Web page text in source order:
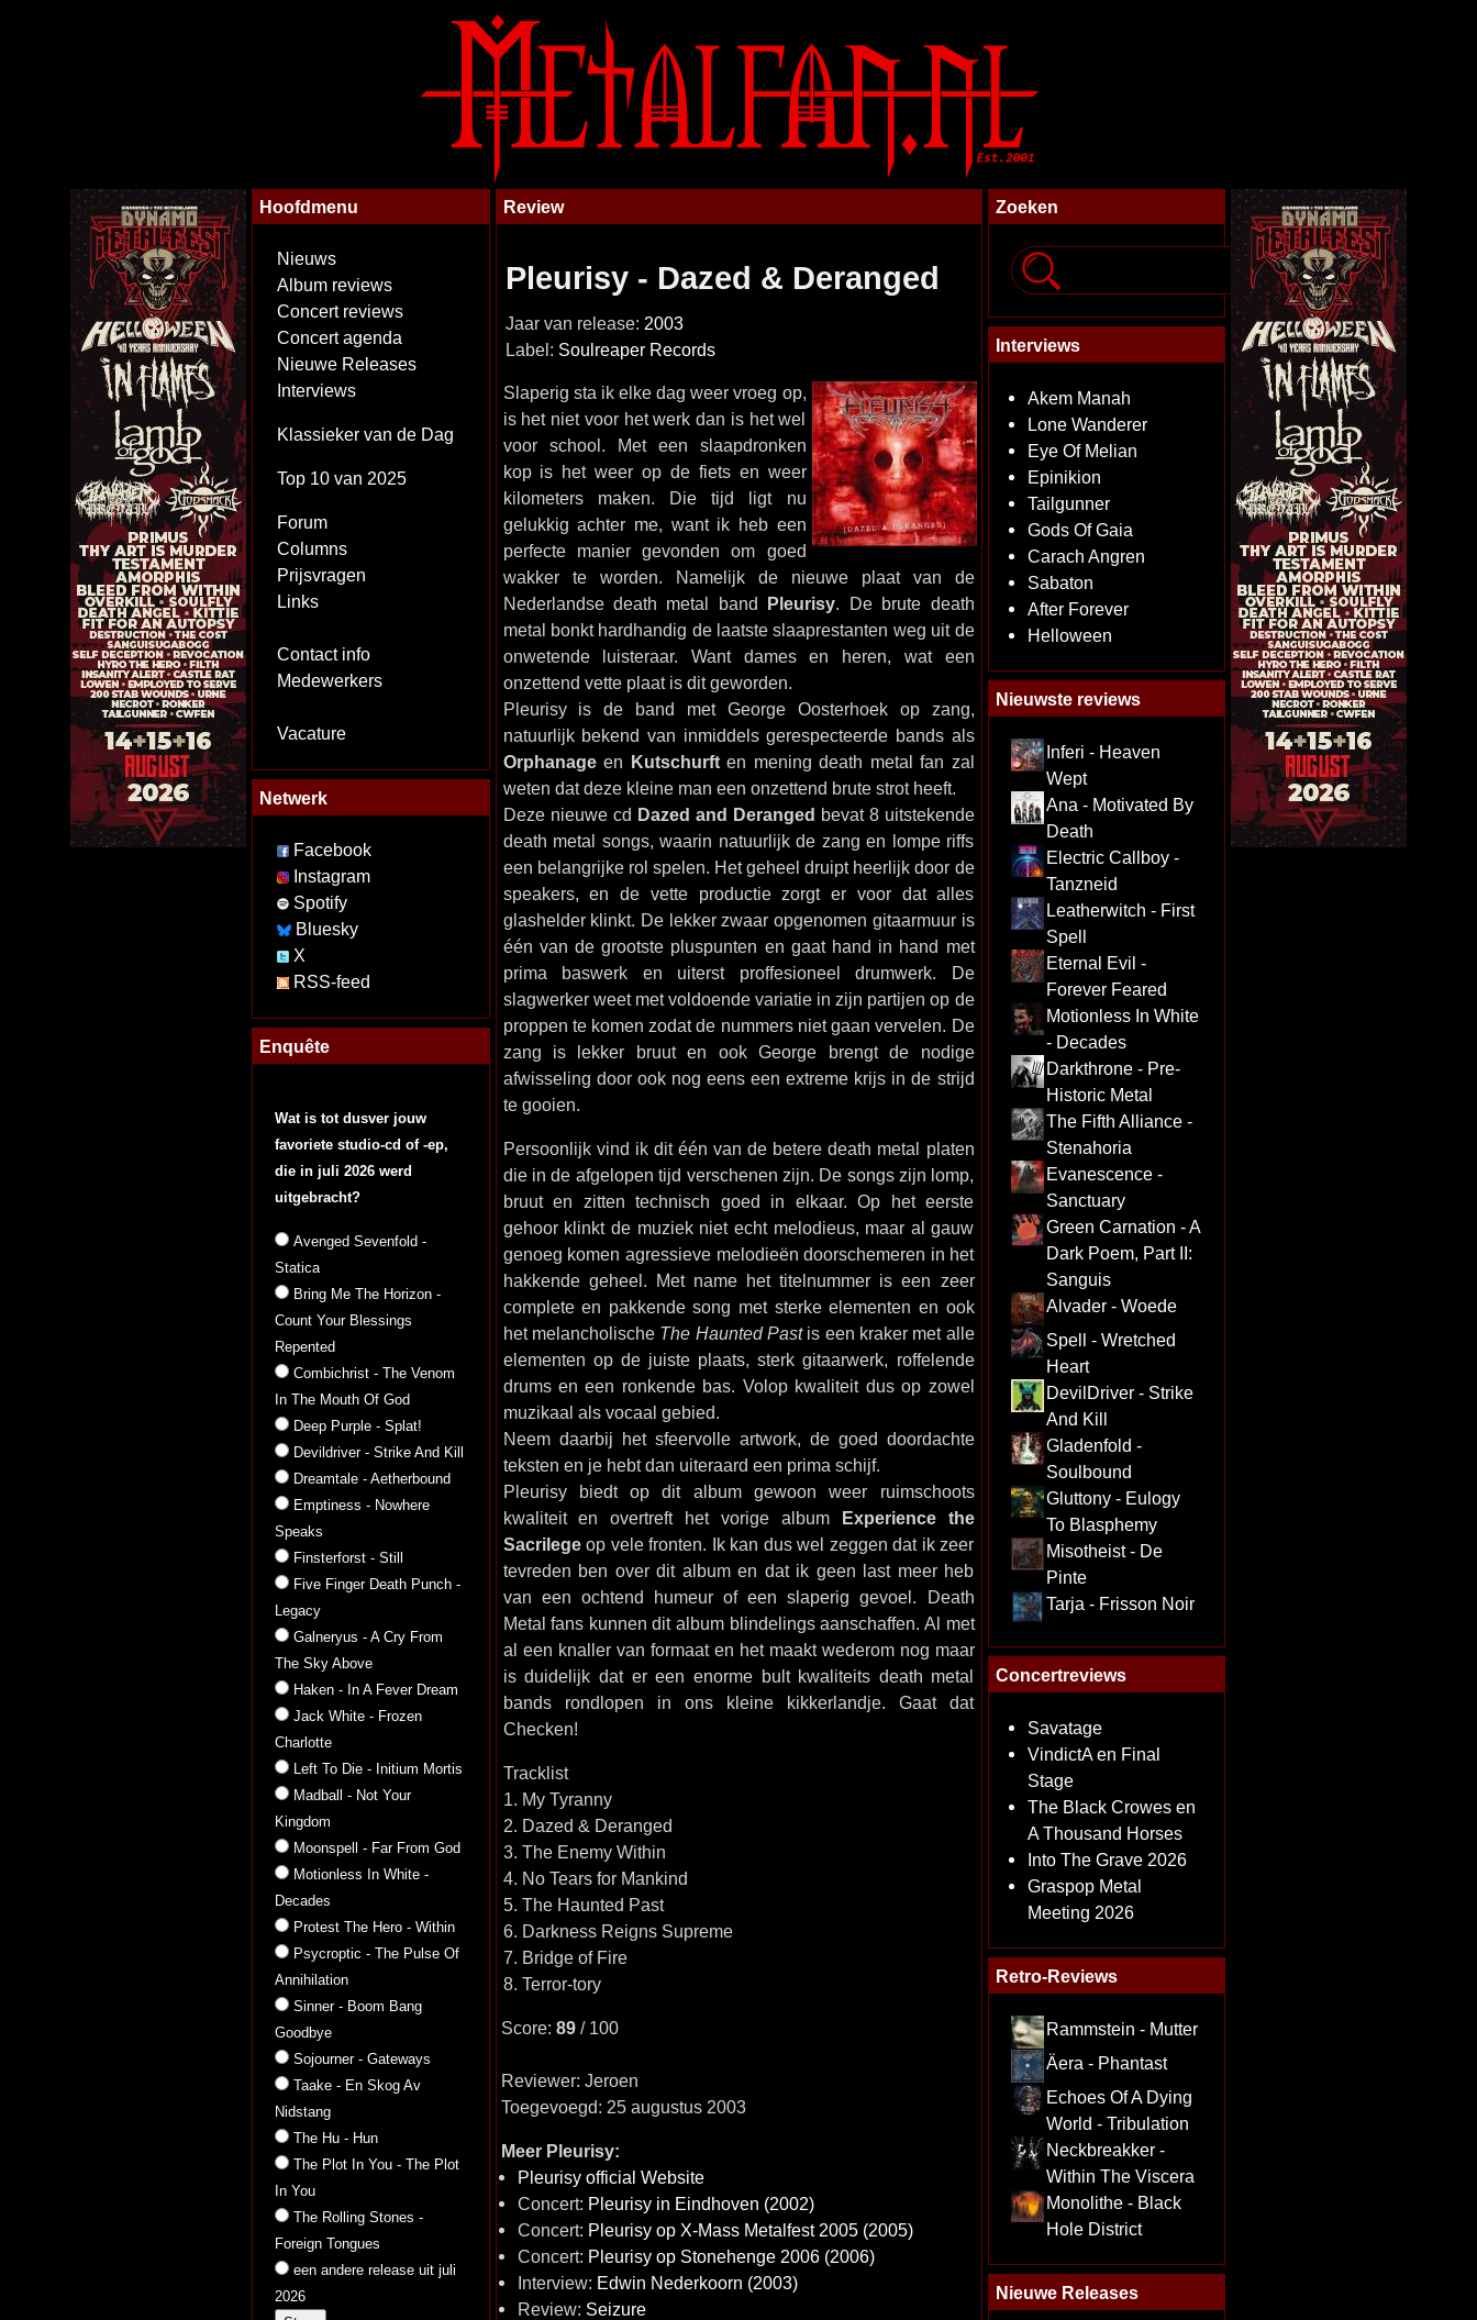
Hoofdmenu
Nieuws
Album reviews
Concert reviews
Concert agenda
Nieuwe Releases
Interviews
Klassieker van de Dag
Top 10 van 2025
Forum
Columns
Prijsvragen
Links
Contact info
Medewerkers
Vacature
Netwerk
Facebook
Instagram
Spotify
Bluesky
X
RSS-feed
Enquête
Wat is tot dusver jouw
favoriete studio-cd of -ep,
die in juli 2026 werd
uitgebracht?
Avenged Sevenfold -
Statica
Bring Me The Horizon -
Count Your Blessings
Repented
Combichrist - The Venom
In The Mouth Of God
Deep Purple - Splat!
Devildriver - Strike And Kill
Dreamtale - Aetherbound
Emptiness - Nowhere
Speaks
Finsterforst - Still
Five Finger Death Punch -
Legacy
Galneryus - A Cry From
The Sky Above
Haken - In A Fever Dream
Jack White - Frozen
Charlotte
Left To Die - Initium Mortis
Madball - Not Your
Kingdom
Moonspell - Far From God
Motionless In White -
Decades
Protest The Hero - Within
Psycroptic - The Pulse Of
Annihilation
Sinner - Boom Bang
Goodbye
Sojourner - Gateways
Taake - En Skog Av
Nidstang
The Hu - Hun
The Plot In You - The Plot
In You
The Rolling Stones -
Foreign Tongues
een andere release uit juli
2026
Review
Pleurisy - Dazed & Deranged
Jaar van release: 2003
Label: Soulreaper Records
Slaperig sta ik elke dag weer vroeg op,
is het niet voor het werk dan is het wel
voor school. Met een slaapdronken
kop is het weer op de fiets en weer
kilometers maken. Die tijd ligt nu
gelukkig achter me, want ik heb een
perfecte manier gevonden om goed
wakker te worden. Namelijk de nieuwe plaat van de
Nederlandse death metal band Pleurisy. De brute death
metal bonkt hardhandig de laatste slaaprestanten weg uit de
onwetende luisteraar. Want dames en heren, wat een
onzettend vette plaat is dit geworden.
Pleurisy is de band met George Oosterhoek op zang,
natuurlijk bekend van inmiddels gerespecteerde bands als
Orphanageen Kutschurften mening death metal fan zal
weten dat deze kleine man een onzettend brute strot heeft.
Deze nieuwe cd Dazed and Deranged bevat 8 uitstekende
death metal songs, waarin natuurlijk de zang en lompe riffs
een belangrijke rol spelen. Het geheel druipt heerlijk door de
speakers, en de vette productie zorgt er voor dat alles
glashelder klinkt. De lekker zwaar opgenomen gitaarmuur is
één van de grootste pluspunten en gaat hand in hand met
prima baswerk en uiterst proffesioneel drumwerk. De
slagwerker weet met voldoende variatie in zijn partijen op de
proppen te komen zodat de nummers niet gaan vervelen. De
zang is lekker bruut en ook George brengt de nodige
afwisseling door ook nog eens een extreme krijs in de strijd
te gooien.
Persoonlijk vind ik dit één van de betere death metal platen
die in de afgelopen tijd verschenen zijn. De songs zijn lomp,
bruut en zitten technisch goed in elkaar. Op het eerste
gehoor klinkt de muziek niet echt melodieus, maar al gauw
genoeg komen agressieve melodieën doorschemeren in het
hakkende geheel. Met name het titelnummer is een zeer
complete en pakkende song met sterke elementen en ook
het melancholische The Haunted Pastis een kraker met alle
elementen op de juiste plaats, sterk gitaarwerk, roffelende
drums en een ronkende bas. Volop kwaliteit dus op zowel
muzikaal als vocaal gebied.
Neem daarbij het sfeervolle artwork, de goed doordachte
teksten en je hebt dan uiteraard een prima schijf.
Pleurisy biedt op dit album gewoon weer ruimschoots
kwaliteit en overtreft het vorige album Experience the
Sacrilegeop vele fronten. Ik kan dus wel zeggen dat ik zeer
tevreden ben over dit album en dat ik geen last meer heb
van een ochtend humeur of een slaperig gevoel. Death
Metal fans kunnen dit album blindelings aanschaffen. Al met
al een knaller van formaat en het maakt wederom nog maar
is duidelijk dat er een enorme bult kwaliteits death metal
bands rondlopen in ons kleine kikkerlandje. Gaat dat
Checken!
Tracklist
1. My Tyranny
2. Dazed & Deranged
3. The Enemy Within
4. No Tears for Mankind
5. The Haunted Past
6. Darkness Reigns Supreme
7. Bridge of Fire
8. Terror-tory
Score: 89/ 100
Reviewer: Jeroen
Toegevoegd: 25 augustus 2003
Meer Pleurisy:
Pleurisy official Website
Concert: Pleurisy in Eindhoven (2002)
Concert: Pleurisy op X-Mass Metalfest 2005 (2005)
Concert: Pleurisy op Stonehenge 2006 (2006)
Interview: Edwin Nederkoorn (2003)
Review: Seizure
Zoeken
Interviews
Akem Manah
Lone Wanderer
Eye Of Melian
Epinikion
Tailgunner
Gods Of Gaia
Carach Angren
Sabaton
After Forever
Helloween
Nieuwste reviews
Inferi - Heaven
Wept
Ana - Motivated By
Death
Electric Callboy -
Tanzneid
Leatherwitch - First
Spell
Eternal Evil -
Forever Feared
Motionless In White
- Decades
Darkthrone - Pre-
Historic Metal
The Fifth Alliance -
Stenahoria
Evanescence -
Sanctuary
Green Carnation - A
Dark Poem, Part II:
Sanguis
Alvader - Woede
Spell - Wretched
Heart
DevilDriver - Strike
And Kill
Gladenfold -
Soulbound
Gluttony - Eulogy
To Blasphemy
Misotheist - De
Pinte
Tarja - Frisson Noir
Concertreviews
Savatage
VindictA en Final
Stage
The Black Crowes en
A Thousand Horses
Into The Grave 2026
Graspop Metal
Meeting 2026
Retro-Reviews
Rammstein - Mutter
Äera - Phantast
Echoes Of A Dying
World - Tribulation
Neckbreakker -
Within The Viscera
Monolithe - Black
Hole District
Nieuwe Releases